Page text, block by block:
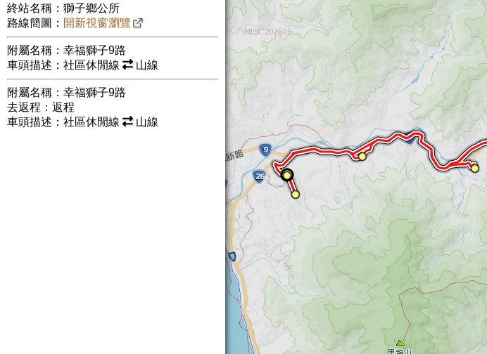
終站名稱：獅子鄉公所
路線簡圖： 開新視窗瀏覽
附屬名稱：幸福獅子9路
車頭描述：社區休閒線
山線
附屬名稱：幸福獅子9路
去返程：返程
車頭描述：社區休閒線
山線